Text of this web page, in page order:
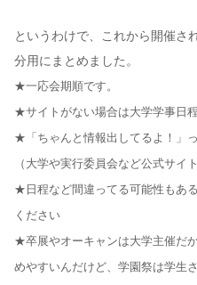
というわけで、これから開催さ
分用にまとめました。
★一応会期順です。
★サイトがない場合は大学学事日
★「ちゃんと情報出してるよ！」
（大学や実行委員会など公式サイ
★日程など間違ってる可能性もあ
ください
★卒展やオーキャンは大学主催だ
めやすいんだけど、学園祭は学生